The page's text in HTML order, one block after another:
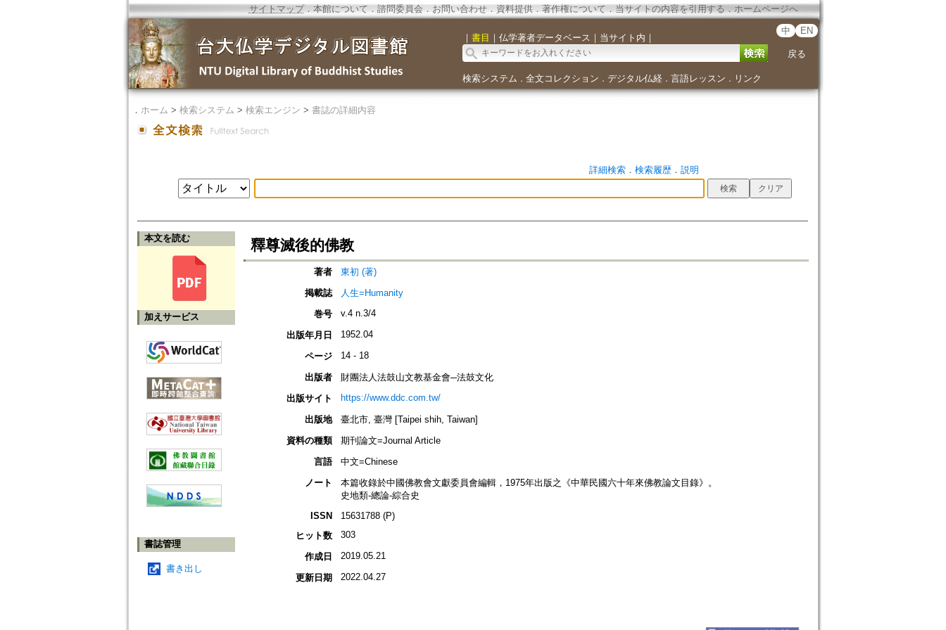
サイトマップ．本館について ． 諮問委員会． お問い合わせ． 資料提供． 著作権について．当サイトの内容を引用する ． ホームページへ
｜ 書目 ｜ 仏学著者データベース ｜ 当サイト内 ｜
中 EN
戻る
検索システム ． 全文コレクション ． デジタル仏経． 言語レッスン ． リンク
． ホーム > 検索システム > 検索エンジン > 書誌の詳細内容
詳細検索． 検索履歴． 説明
本文を読む
加えサービス
書誌管理
書き出し
釋尊滅後的佛教
著者
東初 (著)
掲載誌
人生=Humanity
巻号
v.4 n.3/4
出版年月日 1952.04
ページ 14 - 18
出版者
財團法人法鼓山文教基金會─法鼓文化
出版サイト
https://www.ddc.com.tw/
出版地
臺北市, 臺灣 [Taipei shih, Taiwan]
資料の種類
期刊論文=Journal Article
言語
中文=Chinese
ノート
本篇收錄於中國佛教會文獻委員會編輯，1975年出版之《中華民國六十年來佛教論文目錄》。
史地類-總論-綜合史
ISSN
15631788 (P)
ヒット数
303
作成日 2019.05.21
更新日期 2022.04.27